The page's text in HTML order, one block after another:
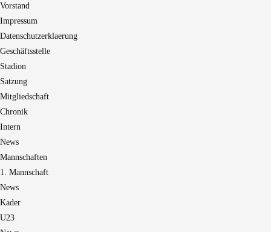
Vorstand
Impressum
Datenschutzerklaerung
Geschäftsstelle
Stadion
Satzung
Mitgliedschaft
Chronik
Intern
News
Mannschaften
1. Mannschaft
News
Kader
U23